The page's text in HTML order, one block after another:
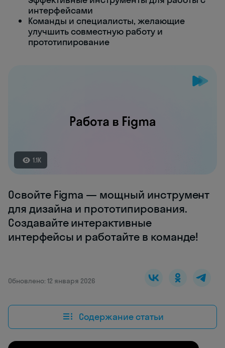
интерфейсами
Команды и специалисты, желающие
улучшить совместную работу и
прототипирование
1.1K
Освойте Figma — мощный инструмент
для дизайна и прототипирования.
Создавайте интерактивные
интерфейсы и работайте в команде!
Обновлено: 12 января 2026
Содержание статьи